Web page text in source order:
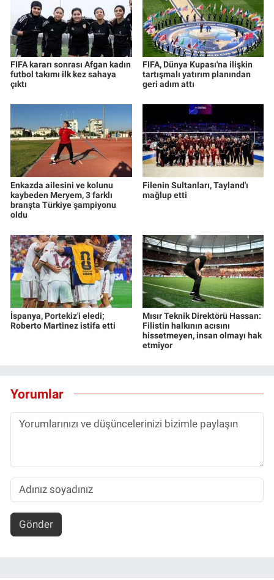
FIFA kararı sonrası Afgan kadın
futbol takımı ilk kez sahaya
çıktı
FIFA, Dünya Kupası'na ilişkin
tartışmalı yatırım planından
geri adım attı
Enkazda ailesini ve kolunu
kaybeden Meryem, 3 farklı
branşta Türkiye şampiyonu
oldu
Filenin Sultanları, Tayland'ı
mağlup etti
İspanya, Portekiz'i eledi;
Roberto Martinez istifa etti
Mısır Teknik Direktörü Hassan:
Filistin halkının acısını
hissetmeyen, insan olmayı hak
etmiyor
Yorumlar
Gönder